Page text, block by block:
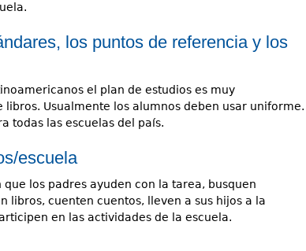
los puntos de referencia y los
el plan de estudios es muy
Usualmente los alumnos deben usar uniforme.
todas las escuelas del país.
escuela
los padres ayuden con la tarea, busquen
libros, cuenten cuentos, lleven a sus hijos a la
en las actividades de la escuela.